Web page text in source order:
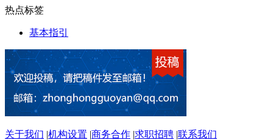
热点标签
基本指引
关于我们 |机构设置 |商务合作 |求职招聘 |联系我们